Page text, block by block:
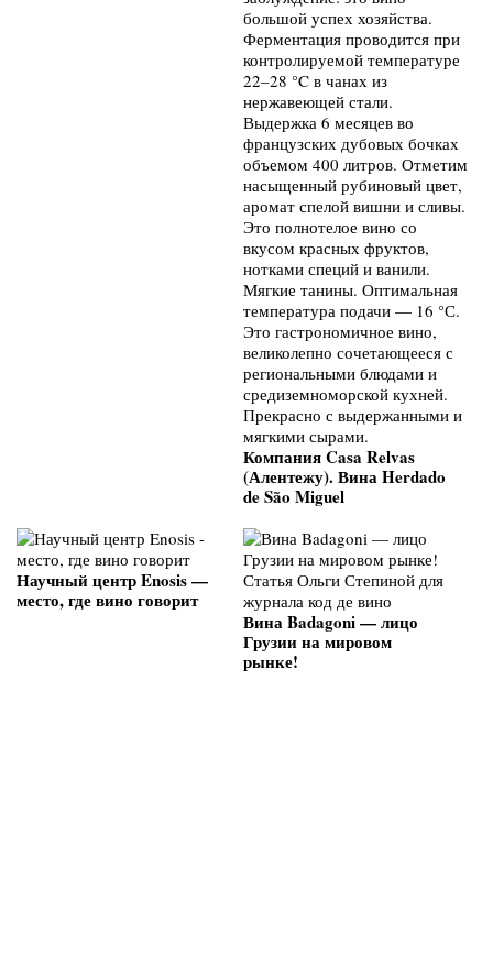
Компания Casa Relvas
(Алентежу). Вина Herdado
de São Miguel
Научный центр Enosis —
место, где вино говорит
Вина Badagoni — лицо
Грузии на мировом
рынке!